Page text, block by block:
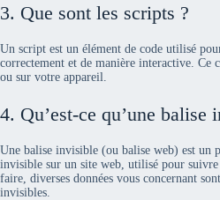
3. Que sont les scripts ?
Un script est un élément de code utilisé
correctement et de manière interactive. Ce
ou sur votre appareil.
4. Qu’est-ce qu’une balise
Une balise invisible (ou balise web) est un
invisible sur un site web, utilisé pour
faire, diverses données vous concernant
invisibles.